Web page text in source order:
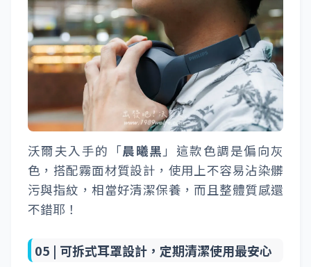
沃爾夫入手的「晨曦黑 」這款色調是偏向灰
色，搭配霧面材質設計，使用上不容易沾染髒
污與指紋，相當好清潔保養，而且整體質感還
不錯耶！
05 | 可拆式耳罩設計，定期清潔使用最安心